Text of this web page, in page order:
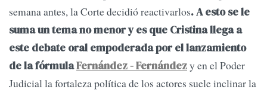
semana antes, la Corte decidió reactivarlos. A esto se le
suma un tema no menor y es que Cristina llega a
este debate oral empoderada por el lanzamiento
de la fórmulaFernández - Fernándezy en el Poder
Judicial la fortaleza política de los actores suele inclinar la